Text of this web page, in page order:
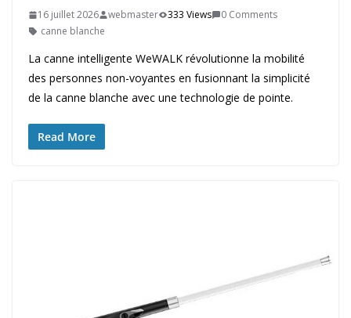
16 juillet 2026 webmaster 333 Views
0 Comments
canne blanche
La canne intelligente WeWALK révolutionne la mobilité
des personnes non-voyantes en fusionnant la simplicité
de la canne blanche avec une technologie de pointe.
Read More